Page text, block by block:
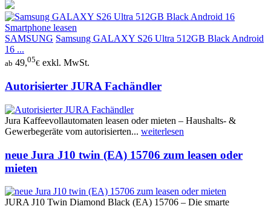
SAMSUNG Samsung GALAXY S26 Ultra 512GB Black Android
16 ...
ab 49,05€ exkl. MwSt.
Autorisierter JURA Fachändler
Jura Kaffeevollautomaten leasen oder mieten – Haushalts- &
Gewerbegeräte vom autorisierten... weiterlesen
neue Jura J10 twin (EA) 15706 zum leasen oder
mieten
JURA J10 Twin Diamond Black (EA) 15706 – Die smarte